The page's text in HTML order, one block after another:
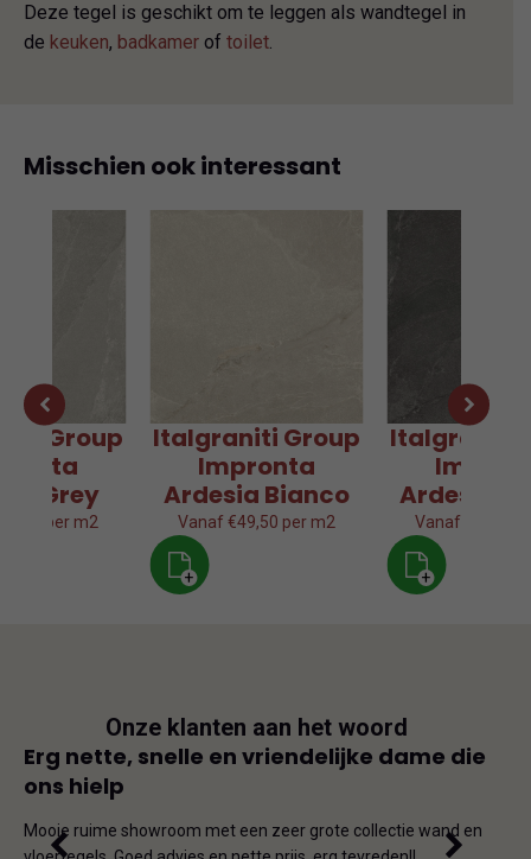
Deze tegel is geschikt om te leggen als wandtegel in
de keuken, badkamer of toilet.
Misschien ook interessant
Group
Grey
per m2
Italgraniti Group
Impronta
Ardesia Bianco
Vanaf €49,50 per m2
+
Italgraniti
Ardesia
Vanaf €49,50
+
Onze klanten aan het woord
Erg nette, snelle en vriendelijke dame die
ons hielp
Mooie ruime showroom met een zeer grote collectie wand en